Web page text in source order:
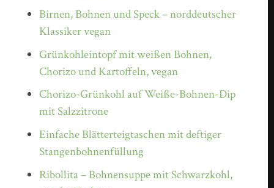
Birnen, Bohnen und Speck – norddeutscher
Klassiker vegan
Grünkohleintopf mit weißen Bohnen,
Chorizo und Kartoffeln, vegan
Chorizo-Grünkohl auf Weiße-Bohnen-Dip
mit Salzzitrone
Einfache Blätterteigtaschen mit deftiger
Stangenbohnenfüllung
Ribollita – Bohnensuppe mit Schwarzkohl,